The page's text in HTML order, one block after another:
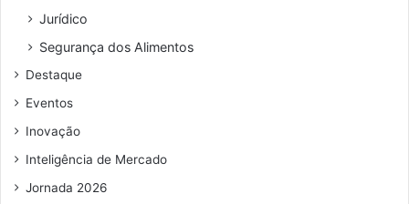
Jurídico
Segurança dos Alimentos
Destaque
Eventos
Inovação
Inteligência de Mercado
Jornada 2026